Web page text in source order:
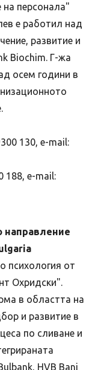
персонала"
е работил над
развитие и
Biochim. Г-жа
осем години в
130, e-mail:
188, e-mail:
направление
психология от
Охридски".
в областта на
и развитие в
по сливане и
HVB Bani